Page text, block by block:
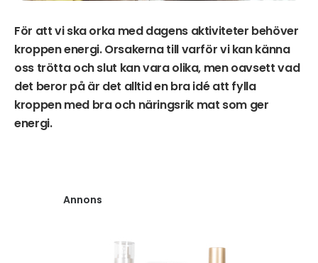
För att vi ska orka med dagens aktiviteter behöver
kroppen energi. Orsakerna till varför vi kan känna
oss trötta och slut kan vara olika, men oavsett vad
det beror på är det alltid en bra idé att fylla
kroppen med bra och näringsrik mat som ger
energi.
Annons